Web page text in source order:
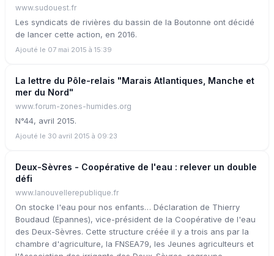
www.sudouest.fr
Les syndicats de rivières du bassin de la Boutonne ont décidé
de lancer cette action, en 2016.
Ajouté le 07 mai 2015 à 15:39
La lettre du Pôle-relais "Marais Atlantiques, Manche et
mer du Nord"
www.forum-zones-humides.org
N°44, avril 2015.
Ajouté le 30 avril 2015 à 09:23
Deux-Sèvres - Coopérative de l'eau : relever un double
défi
www.lanouvellerepublique.fr
On stocke l'eau pour nos enfants… Déclaration de Thierry
Boudaud (Epannes), vice-président de la Coopérative de l'eau
des Deux-Sèvres. Cette structure créée il y a trois ans par la
chambre d'agriculture, la FNSEA79, les Jeunes agriculteurs et